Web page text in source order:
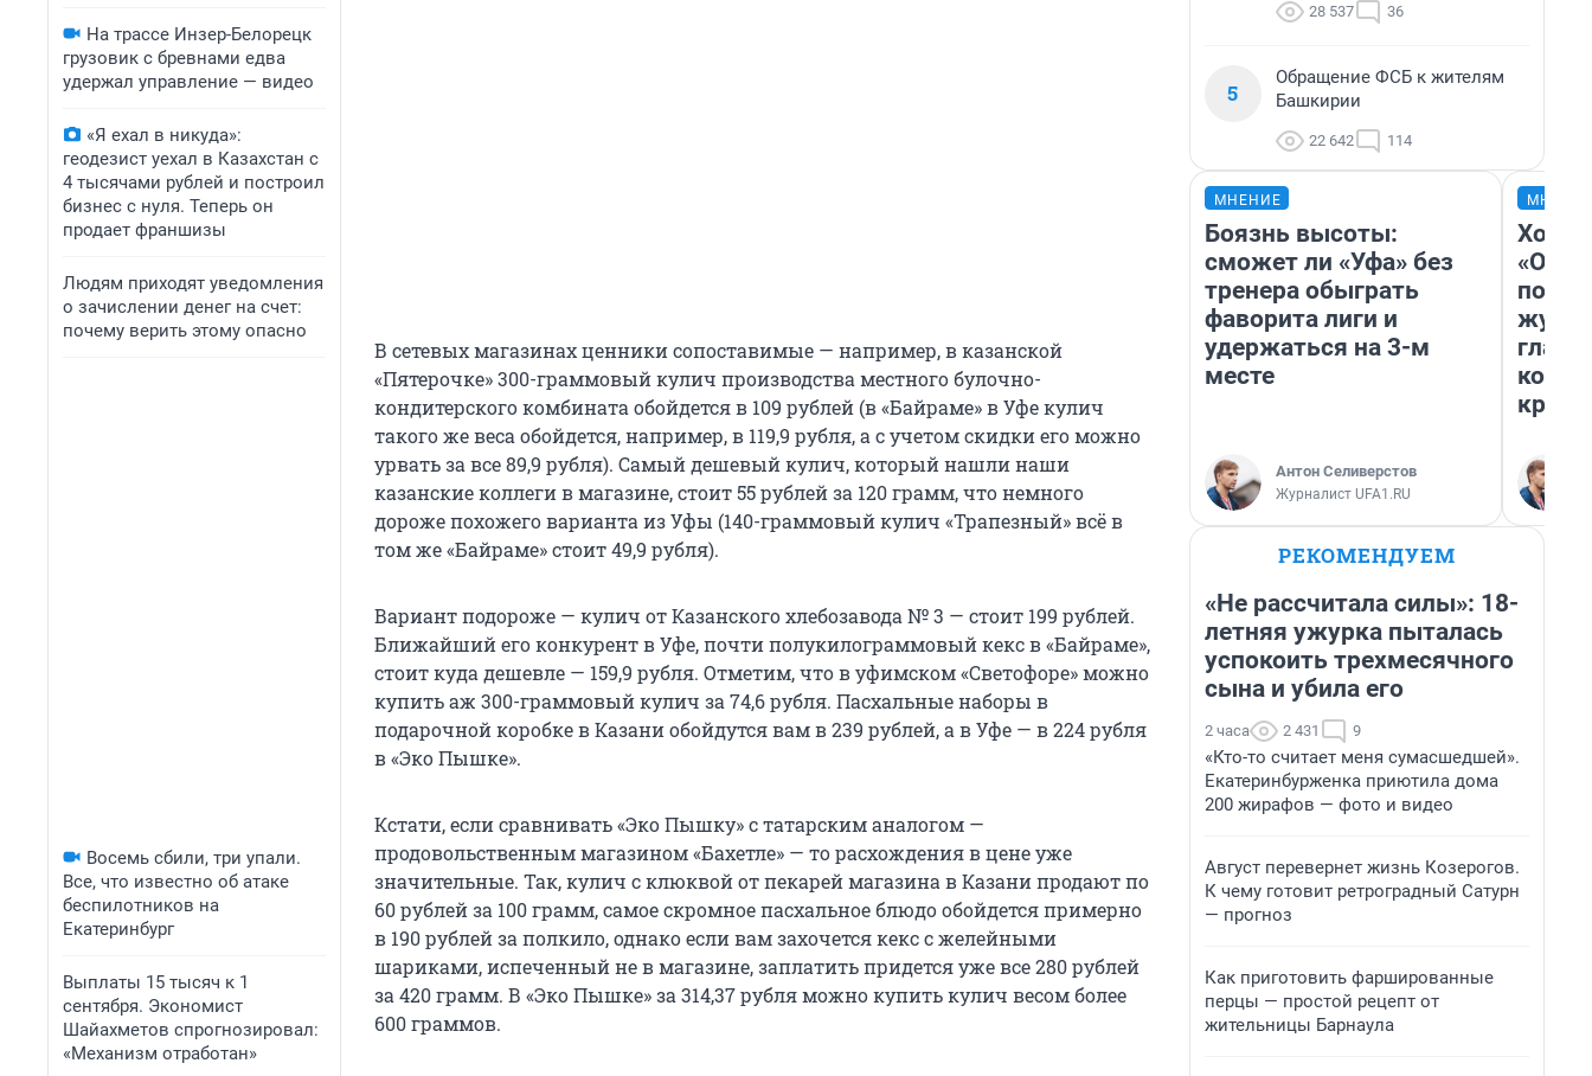
На трассе Инзер-Белорецк
грузовик с бревнами едва
удержал управление — видео
«Я ехал в никуда»:
геодезист уехал в Казахстан с
4 тысячами рублей и построил
бизнес с нуля. Теперь он
продает франшизы
Людям приходят уведомления
о зачислении денег на счет:
почему верить этому опасно
Восемь сбили, три упали.
Все, что известно об атаке
беспилотников на
Екатеринбург
Выплаты 15 тысяч к 1
сентября. Экономист
Шайахметов спрогнозировал:
«Механизм отработан»
В сетевых магазинах ценники сопоставимые — например, в казанской
«Пятерочке» 300-граммовый кулич производства местного булочно-
кондитерского комбината обойдется в 109 рублей (в «Байраме» в Уфе кулич
такого же веса обойдется, например, в 119,9 рубля, а с учетом скидки его можно
урвать за все 89,9 рубля). Самый дешевый кулич, который нашли наши
казанские коллеги в магазине, стоит 55 рублей за 120 грамм, что немного
дороже похожего варианта из Уфы (140-граммовый кулич «Трапезный» всё в
том же «Байраме» стоит 49,9 рубля).
Вариант подороже — кулич от Казанского хлебозавода № 3 — стоит 199 рублей.
Ближайший его конкурент в Уфе, почти полукилограммовый кекс в «Байраме»,
стоит куда дешевле — 159,9 рубля. Отметим, что в уфимском «Светофоре» можно
купить аж 300-граммовый кулич за 74,6 рубля. Пасхальные наборы в
подарочной коробке в Казани обойдутся вам в 239 рублей, а в Уфе — в 224 рубля
в «Эко Пышке».
Кстати, если сравнивать «Эко Пышку» с татарским аналогом —
продовольственным магазином «Бахетле» — то расхождения в цене уже
значительные. Так, кулич с клюквой от пекарей магазина в Казани продают по
60 рублей за 100 грамм, самое скромное пасхальное блюдо обойдется примерно
в 190 рублей за полкило, однако если вам захочется кекс с желейными
шариками, испеченный не в магазине, заплатить придется уже все 280 рублей
за 420 грамм. В «Эко Пышке» за 314,37 рубля можно купить кулич весом более
600 граммов.
28 537 36
5
Обращение ФСБ к жителям
Башкирии
22 642 114
МНЕНИЕ
Боязнь высоты:
сможет ли «Уфа» без
тренера обыграть
фаворита лиги и
удержаться на 3-м
месте
Антон Селиверстов
Журналист UFA1.RU
Хоть
РЕКОМЕНДУЕМ
«Не рассчитала силы»: 18-
летняя ужурка пыталась
успокоить трехмесячного
сына и убила его
2 часа 2 431 9
«Кто-то считает меня сумасшедшей».
Екатеринбурженка приютила дома
200 жирафов — фото и видео
Август перевернет жизнь Козерогов.
К чему готовит ретроградный Сатурн
— прогноз
Как приготовить фаршированные
перцы — простой рецепт от
жительницы Барнаула